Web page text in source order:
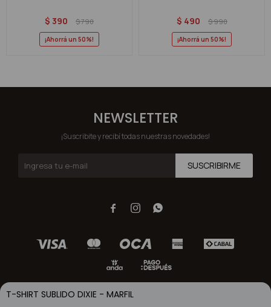
T-SHIRT SUBLIDO DIXIE - MARFIL
$ 390 $790
50
$ 490 $990
50
NEWSLETTER
¡Suscribite y recibí todas nuestras novedades!
SUSCRIBIRME
  